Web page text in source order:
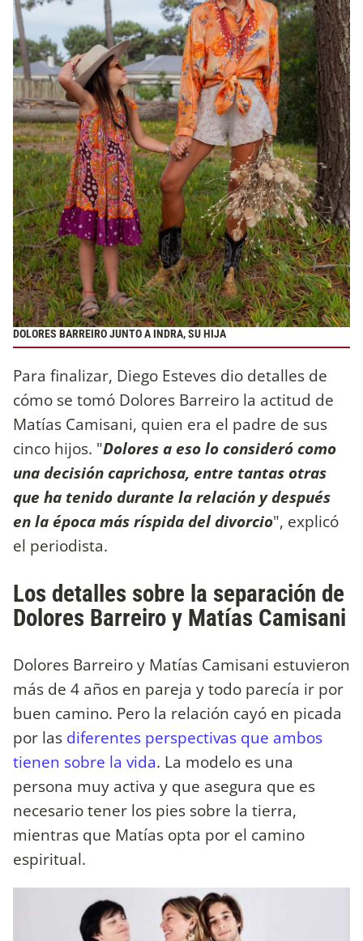
DOLORES BARREIRO JUNTO A INDRA, SU HIJA
Para finalizar, Diego Esteves dio detalles de
cómo se tomó Dolores Barreiro la actitud de
Matías Camisani, quien era el padre de sus
cinco hijos. "Dolores a eso lo consideró como
una decisión caprichosa, entre tantas otras
que ha tenido durante la relación y después
en la época más ríspida del divorcio", explicó
el periodista.
Los detalles sobre la separación de
Dolores Barreiro y Matías Camisani
Dolores Barreiro y Matías Camisani estuvieron
más de 4 años en pareja y todo parecía ir por
buen camino. Pero la relación cayó en picada
por las diferentes perspectivas que ambos
tienen sobre la vida. La modelo es una
persona muy activa y que asegura que es
necesario tener los pies sobre la tierra,
mientras que Matías opta por el camino
espiritual.